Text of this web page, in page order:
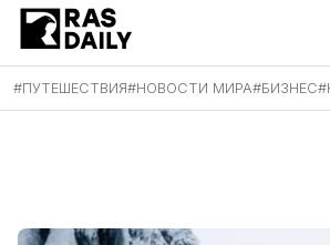
#ПУТЕШЕСТВИЯ#НОВОСТИ МИРА#БИЗНЕС#